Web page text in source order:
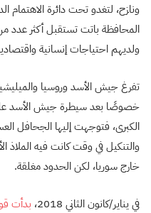
ونازح، لتغدو تحت دائرة الاهتمام
المحافظة باتت تستقبل أكثر عدد
ولديهم احتياجات إنسانية
تفرغ جيش الأسد وروسيا
خصوصًا بعد سيطرة جيش الأسد
الكبرى، فتوجهت إليها الجحافل
والتنكيل في وقت كانت فيه الملاذ
خارج سوريا، لكن الحدود مغلقة.
في يناير/كانون الثاني 2018، بدأت